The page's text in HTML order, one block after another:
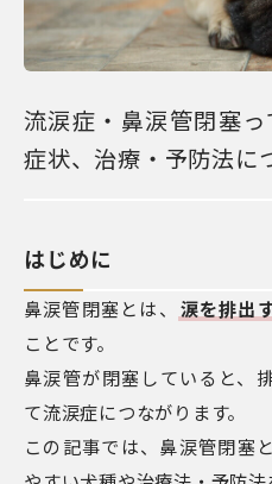
流涙症・鼻涙管閉塞
症状、治療・予防法に
はじめに
鼻涙管閉塞とは、 涙を排出
ことです。
鼻涙管が閉塞していると、
て流涙症につながります。
この記事では、鼻涙管閉塞